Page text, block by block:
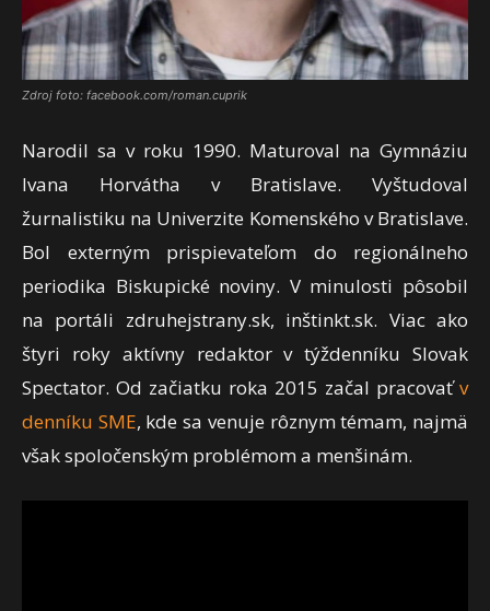
Zdroj foto: facebook.com/roman.cuprik
Narodil sa v roku 1990. Maturoval na Gymnáziu
Ivana Horvátha v Bratislave. Vyštudoval
žurnalistiku na Univerzite Komenského v Bratislave.
Bol externým prispievateľom do regionálneho
periodika Biskupické noviny. V minulosti pôsobil
na portáli zdruhejstrany.sk, inštinkt.sk. Viac ako
štyri roky aktívny redaktor v týždenníku Slovak
Spectator. Od začiatku roka 2015 začal pracovaťv
denníku SME, kde sa venuje rôznym témam, najmä
však spoločenským problémom a menšinám.